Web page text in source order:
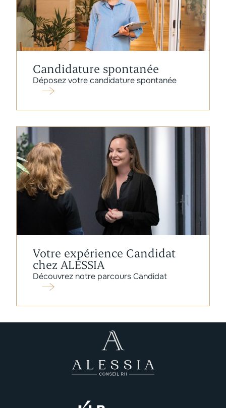
Candidature spontanée
Déposez votre candidature spontanée
Votre expérience Candidat
chez ALESSIA
Découvrez notre parcours Candidat